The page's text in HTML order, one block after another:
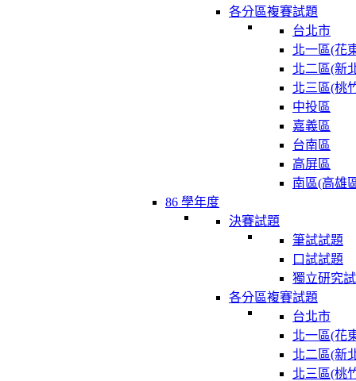
各分區複賽試題
台北市
北一區(花
北二區(新
北三區(桃
中投區
嘉義區
台南區
高屏區
南區(高雄
86 學年度
決賽試題
筆試試題
口試試題
獨立研究
各分區複賽試題
台北市
北一區(花
北二區(新
北三區(桃